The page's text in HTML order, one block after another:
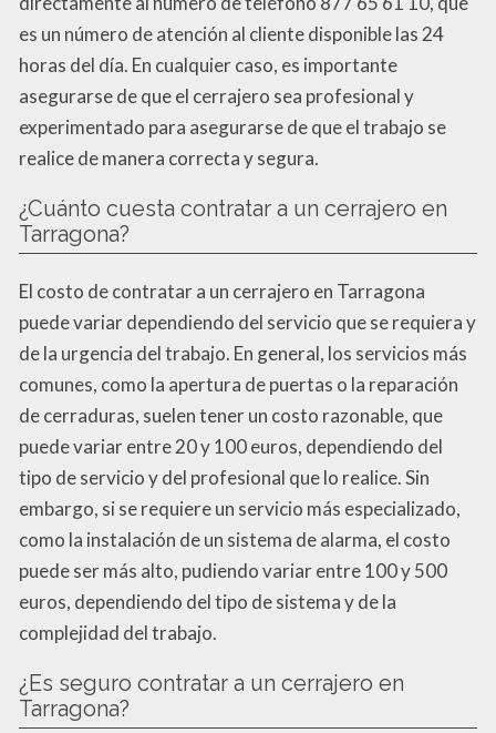
es un número de atención al cliente disponible las 24
horas del día. En cualquier caso, es importante
asegurarse de que el cerrajero sea profesional y
experimentado para asegurarse de que el trabajo se
realice de manera correcta y segura.
¿Cuánto cuesta contratar a un cerrajero en
Tarragona?
El costo de contratar a un cerrajero en Tarragona
puede variar dependiendo del servicio que se requiera y
de la urgencia del trabajo. En general, los servicios más
comunes, como la apertura de puertas o la reparación
de cerraduras, suelen tener un costo razonable, que
puede variar entre 20 y 100 euros, dependiendo del
tipo de servicio y del profesional que lo realice. Sin
embargo, si se requiere un servicio más especializado,
como la instalación de un sistema de alarma, el costo
puede ser más alto, pudiendo variar entre 100 y 500
euros, dependiendo del tipo de sistema y de la
complejidad del trabajo.
¿Es seguro contratar a un cerrajero en
Tarragona?